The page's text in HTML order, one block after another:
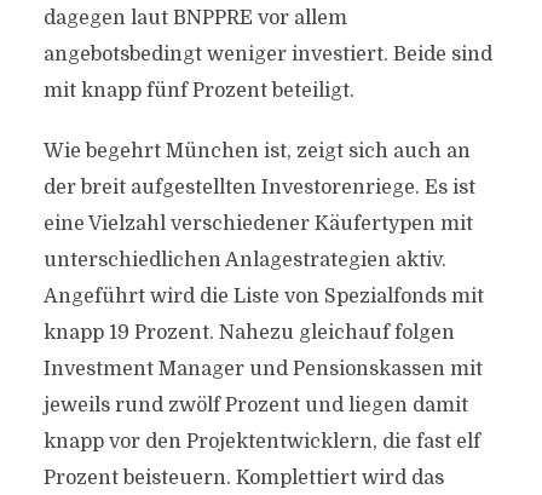
dagegen laut BNPPRE vor allem
angebotsbedingt weniger investiert. Beide sind
mit knapp fünf Prozent beteiligt.
Wie begehrt München ist, zeigt sich auch an
der breit aufgestellten Investorenriege. Es ist
eine Vielzahl verschiedener Käufertypen mit
unterschiedlichen Anlagestrategien aktiv.
Angeführt wird die Liste von Spezialfonds mit
knapp 19 Prozent. Nahezu gleichauf folgen
Investment Manager und Pensionskassen mit
jeweils rund zwölf Prozent und liegen damit
knapp vor den Projektentwicklern, die fast elf
Prozent beisteuern. Komplettiert wird das